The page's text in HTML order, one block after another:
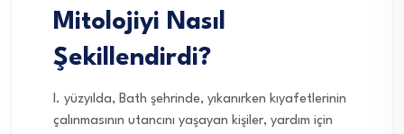
Mitolojiyi Nasıl
Şekillendirdi?
I. yüzyılda, Bath şehrinde, yıkanırken kıyafetlerinin
çalınmasının utancını yaşayan kişiler, yardım için